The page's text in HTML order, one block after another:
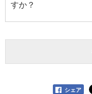
すか？
シェア